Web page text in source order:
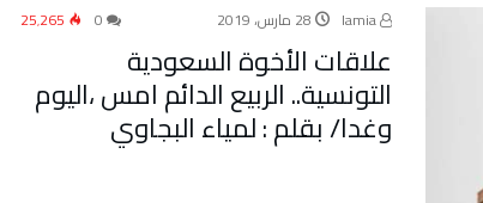
lamia 28 مارس، 2019 25٬265
علاقات الأخوة السعودية
التونسية.. الربيع الدائم امس ،اليوم
وغدا/ بقلم : لمياء البجاوي